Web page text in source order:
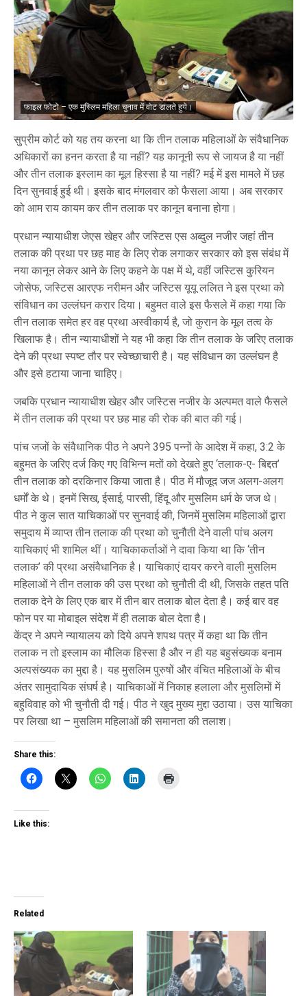
फाइल फोटो – एक मुस्लिम महिला चुनाव में वोट डालते हुये।
सुप्रीम कोर्ट को यह तय करना था कि तीन तलाक महिलाओं के संवैधानिक
अधिकारों का हनन करता है या नहीं? यह कानूनी रूप से जायज है या नहीं
और तीन तलाक इस्लाम का मूल हिस्सा है या नहीं? मई में इस मामले में छह
दिन सुनवाई हुई थी। इसके बाद मंगलवार को फैसला आया। अब सरकार
को आम राय कायम कर तीन तलाक पर कानून बनाना होगा।
प्रधान न्यायाधीश जेएस खेहर और जस्टिस एस अब्दुल नजीर जहां तीन
तलाक की प्रथा पर छह माह के लिए रोक लगाकर सरकार को इस संबंध में
नया कानून लेकर आने के लिए कहने के पक्ष में थे, वहीं जस्टिस कुरियन
जोसेफ, जस्टिस आरएफ नरीमन और जस्टिस यूयू ललित ने इस प्रथा को
संविधान का उल्लंघन करार दिया। बहुमत वाले इस फैसले में कहा गया कि
तीन तलाक समेत हर वह प्रथा अस्वीकार्य है, जो कुरान के मूल तत्व के
खिलाफ है। तीन न्यायाधीशों ने यह भी कहा कि तीन तलाक के जरिए तलाक
देने की प्रथा स्पष्ट तौर पर स्वेच्छाचारी है। यह संविधान का उल्लंघन है
और इसे हटाया जाना चाहिए।
जबकि प्रधान न्यायाधीश खेहर और जस्टिस नजीर के अल्पमत वाले फैसले
में तीन तलाक की प्रथा पर छह माह की रोक की बात की गई।
पांच जजों के संवैधानिक पीठ ने अपने 395 पन्नों के आदेश में कहा, 3:2 के
बहुमत के जरिए दर्ज किए गए विभिन्न मतों को देखते हुए ‘तलाक-ए- बिद्दत’
तीन तलाक को दरकिनार किया जाता है। पीठ में मौजूद जज अलग-अलग
धर्मों के थे। इनमें सिख, ईसाई, पारसी, हिंदू और मुसलिम धर्म के जज थे।
पीठ ने कुल सात याचिकाओं पर सुनवाई की, जिनमें मुसलिम महिलाओं द्वारा
समुदाय में व्याप्त तीन तलाक की प्रथा को चुनौती देने वाली पांच अलग
याचिकाएं भी शामिल थीं। याचिकाकर्ताओं ने दावा किया था कि ‘तीन
तलाक’ की प्रथा असंवैधानिक है। याचिकाएं दायर करने वाली मुसलिम
महिलाओं ने तीन तलाक की उस प्रथा को चुनौती दी थी, जिसके तहत पति
तलाक देने के लिए एक बार में तीन बार तलाक बोल देता है। कई बार वह
फोन पर या मोबाइल संदेश में ही तलाक बोल देता है।
केंद्र ने अपने न्यायालय को दिये अपने शपथ पत्र में कहा था कि तीन
तलाक न तो इस्लाम का मौलिक हिस्सा है और न ही यह बहुसंख्यक बनाम
अल्पसंख्यक का मुद्दा है। यह मुसलिम पुरुषों और वंचित महिलाओं के बीच
अंतर सामुदायिक संघर्ष है। याचिकाओं में निकाह हलाला और मुसलिमों में
बहुविवाह को भी चुनौती दी गई। पीठ ने खुद मुख्य मुद्दा उठाया। उस याचिका
पर लिखा था – मुसलिम महिलाओं की समानता की तलाश।
Share this:
Like this:
Related